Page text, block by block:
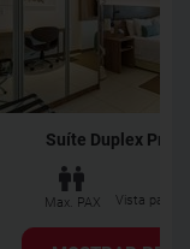
Suíte Duplex
Max. PAX Vista para a